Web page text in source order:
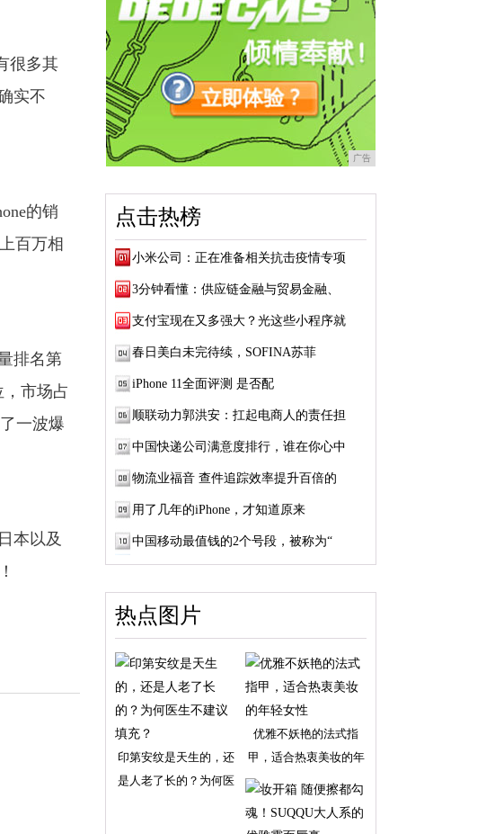
很多其
实不
的销
百万相
排名第
市场占
一波爆
本以及
广告
点击热榜
小米公司：正在准备相关抗击疫情专项
3分钟看懂：供应链金融与贸易金融、
支付宝现在又多强大？光这些小程序就
春日美白未完待续，SOFINA苏菲
iPhone 11全面评测 是否配
顺联动力郭洪安：扛起电商人的责任担
中国快递公司满意度排行，谁在你心中
物流业福音 查件追踪效率提升百倍的
用了几年的iPhone，才知道原来
中国移动最值钱的2个号段，被称为“
热点图片
印第安纹是天生的，还
是人老了长的？为何医
优雅不妖艳的法式指
甲，适合热衷美妆的年
轻